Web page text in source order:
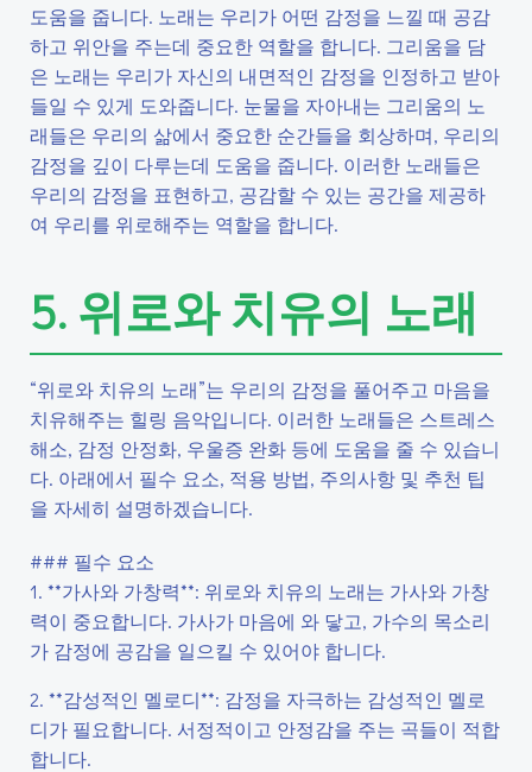
도움을 줍니다. 노래는 우리가 어떤 감정을 느낄 때 공감
하고 위안을 주는데 중요한 역할을 합니다. 그리움을 담
은 노래는 우리가 자신의 내면적인 감정을 인정하고 받아
들일 수 있게 도와줍니다. 눈물을 자아내는 그리움의 노
래들은 우리의 삶에서 중요한 순간들을 회상하며, 우리의
감정을 깊이 다루는데 도움을 줍니다. 이러한 노래들은
우리의 감정을 표현하고, 공감할 수 있는 공간을 제공하
여 우리를 위로해주는 역할을 합니다.
5. 위로와 치유의 노래
“위로와 치유의 노래”는 우리의 감정을 풀어주고 마음을
치유해주는 힐링 음악입니다. 이러한 노래들은 스트레스
해소, 감정 안정화, 우울증 완화 등에 도움을 줄 수 있습니
다. 아래에서 필수 요소, 적용 방법, 주의사항 및 추천 팁
을 자세히 설명하겠습니다.
### 필수 요소
1. **가사와 가창력**: 위로와 치유의 노래는 가사와 가창
력이 중요합니다. 가사가 마음에 와 닿고, 가수의 목소리
가 감정에 공감을 일으킬 수 있어야 합니다.
2. **감성적인 멜로디**: 감정을 자극하는 감성적인 멜로
디가 필요합니다. 서정적이고 안정감을 주는 곡들이 적합
합니다.